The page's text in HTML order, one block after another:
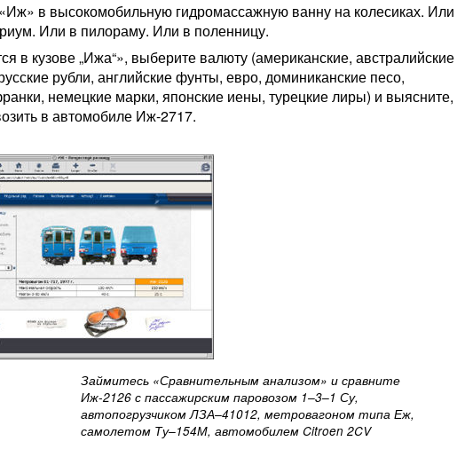
в высокомобильную гидромассажную ванну на колесиках. Или
Или в пилораму. Или в поленницу.
в кузове „Ижа“», выберите валюту (американские, австралийские
рубли, английские фунты, евро, доминиканские песо,
немецкие марки, японские иены, турецкие лиры) и выясните,
в автомобиле Иж-2717.
Займитесь «Сравнительным анализом» и сравните
Иж-2126 с пассажирским паровозом 1–3–1 Су,
автопогрузчиком ЛЗА–41012, метровагоном типа Еж,
самолетом Ту–154М, автомобилем Citroen 2CV